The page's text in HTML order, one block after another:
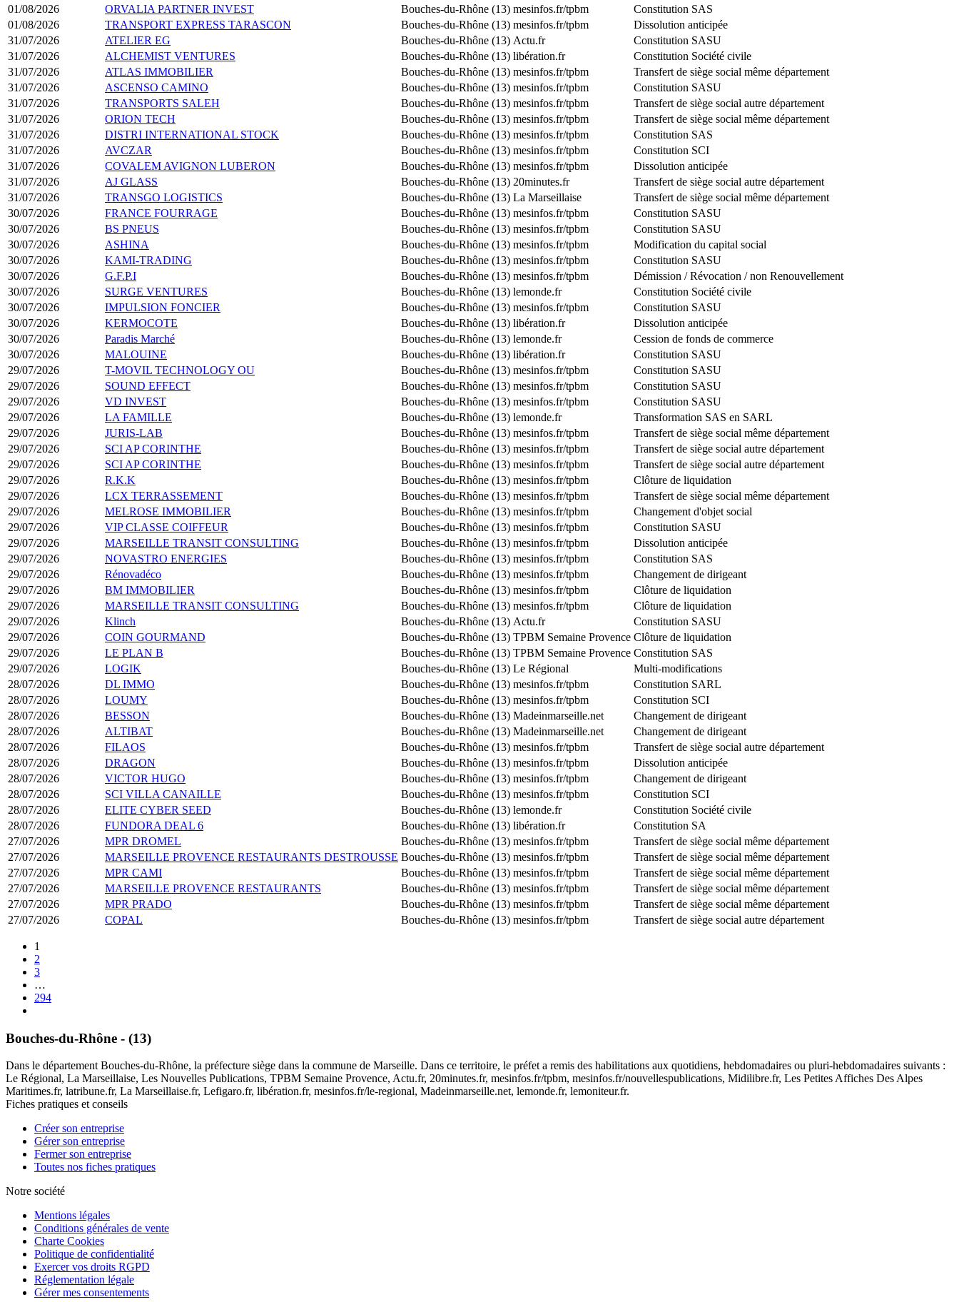
01/08/2026
ORVALIA PARTNER INVEST Bouches-du-Rhône (13) mesinfos.fr/tpbm
Constitution SAS
01/08/2026
TRANSPORT EXPRESS TARASCON Bouches-du-Rhône (13) mesinfos.fr/tpbm
Dissolution anticipée
31/07/2026
ATELIER EG Bouches-du-Rhône (13) Actu.fr
Constitution SASU
31/07/2026
ALCHEMIST VENTURES Bouches-du-Rhône (13) libération.fr
Constitution Société civile
31/07/2026
ATLAS IMMOBILIER Bouches-du-Rhône (13) mesinfos.fr/tpbm
Transfert de siège social même département
31/07/2026
ASCENSO CAMINO Bouches-du-Rhône (13) mesinfos.fr/tpbm
Constitution SASU
31/07/2026
TRANSPORTS SALEH Bouches-du-Rhône (13) mesinfos.fr/tpbm
Transfert de siège social autre département
31/07/2026
ORION TECH Bouches-du-Rhône (13) mesinfos.fr/tpbm
Transfert de siège social même département
31/07/2026
DISTRI INTERNATIONAL STOCK Bouches-du-Rhône (13) mesinfos.fr/tpbm
Constitution SAS
31/07/2026
AVCZAR Bouches-du-Rhône (13) mesinfos.fr/tpbm
Constitution SCI
31/07/2026
COVALEM AVIGNON LUBERON Bouches-du-Rhône (13) mesinfos.fr/tpbm
Dissolution anticipée
31/07/2026
AJ GLASS Bouches-du-Rhône (13) 20minutes.fr
Transfert de siège social autre département
31/07/2026
TRANSGO LOGISTICS Bouches-du-Rhône (13) La Marseillaise
Transfert de siège social même département
30/07/2026
FRANCE FOURRAGE Bouches-du-Rhône (13) mesinfos.fr/tpbm
Constitution SASU
30/07/2026
BS PNEUS Bouches-du-Rhône (13) mesinfos.fr/tpbm
Constitution SASU
30/07/2026
ASHINA Bouches-du-Rhône (13) mesinfos.fr/tpbm
Modification du capital social
30/07/2026
KAMI-TRADING Bouches-du-Rhône (13) mesinfos.fr/tpbm
Constitution SASU
30/07/2026
G.F.P.I Bouches-du-Rhône (13) mesinfos.fr/tpbm
Démission / Révocation / non Renouvellement
30/07/2026
SURGE VENTURES Bouches-du-Rhône (13) lemonde.fr
Constitution Société civile
30/07/2026
IMPULSION FONCIER Bouches-du-Rhône (13) mesinfos.fr/tpbm
Constitution SASU
30/07/2026
KERMOCOTE Bouches-du-Rhône (13) libération.fr
Dissolution anticipée
30/07/2026
Paradis Marché Bouches-du-Rhône (13) lemonde.fr
Cession de fonds de commerce
30/07/2026
MALOUINE Bouches-du-Rhône (13) libération.fr
Constitution SASU
29/07/2026
T-MOVIL TECHNOLOGY OU Bouches-du-Rhône (13) mesinfos.fr/tpbm
Constitution SASU
29/07/2026
SOUND EFFECT Bouches-du-Rhône (13) mesinfos.fr/tpbm
Constitution SASU
29/07/2026
VD INVEST Bouches-du-Rhône (13) mesinfos.fr/tpbm
Constitution SASU
29/07/2026
LA FAMILLE Bouches-du-Rhône (13) lemonde.fr
Transformation SAS en SARL
29/07/2026
JURIS-LAB Bouches-du-Rhône (13) mesinfos.fr/tpbm
Transfert de siège social même département
29/07/2026
SCI AP CORINTHE Bouches-du-Rhône (13) mesinfos.fr/tpbm
Transfert de siège social autre département
29/07/2026
SCI AP CORINTHE Bouches-du-Rhône (13) mesinfos.fr/tpbm
Transfert de siège social autre département
29/07/2026
R.K.K Bouches-du-Rhône (13) mesinfos.fr/tpbm
Clôture de liquidation
29/07/2026
LCX TERRASSEMENT Bouches-du-Rhône (13) mesinfos.fr/tpbm
Transfert de siège social même département
29/07/2026
MELROSE IMMOBILIER Bouches-du-Rhône (13) mesinfos.fr/tpbm
Changement d'objet social
29/07/2026
VIP CLASSE COIFFEUR Bouches-du-Rhône (13) mesinfos.fr/tpbm
Constitution SASU
29/07/2026
MARSEILLE TRANSIT CONSULTING Bouches-du-Rhône (13) mesinfos.fr/tpbm
Dissolution anticipée
29/07/2026
NOVASTRO ENERGIES Bouches-du-Rhône (13) mesinfos.fr/tpbm
Constitution SAS
29/07/2026
Rénovadéco Bouches-du-Rhône (13) mesinfos.fr/tpbm
Changement de dirigeant
29/07/2026
BM IMMOBILIER Bouches-du-Rhône (13) mesinfos.fr/tpbm
Clôture de liquidation
29/07/2026
MARSEILLE TRANSIT CONSULTING Bouches-du-Rhône (13) mesinfos.fr/tpbm
Clôture de liquidation
29/07/2026
Klinch Bouches-du-Rhône (13) Actu.fr
Constitution SASU
29/07/2026
COIN GOURMAND Bouches-du-Rhône (13) TPBM Semaine Provence Clôture de liquidation
29/07/2026
LE PLAN B Bouches-du-Rhône (13) TPBM Semaine Provence Constitution SAS
29/07/2026
LOGIK Bouches-du-Rhône (13) Le Régional
Multi-modifications
28/07/2026
DL IMMO Bouches-du-Rhône (13) mesinfos.fr/tpbm
Constitution SARL
28/07/2026
LOUMY Bouches-du-Rhône (13) mesinfos.fr/tpbm
Constitution SCI
28/07/2026
BESSON Bouches-du-Rhône (13) Madeinmarseille.net
Changement de dirigeant
28/07/2026
ALTIBAT Bouches-du-Rhône (13) Madeinmarseille.net
Changement de dirigeant
28/07/2026
FILAOS Bouches-du-Rhône (13) mesinfos.fr/tpbm
Transfert de siège social autre département
28/07/2026
DRAGON Bouches-du-Rhône (13) mesinfos.fr/tpbm
Dissolution anticipée
28/07/2026
VICTOR HUGO Bouches-du-Rhône (13) mesinfos.fr/tpbm
Changement de dirigeant
28/07/2026
SCI VILLA CANAILLE Bouches-du-Rhône (13) mesinfos.fr/tpbm
Constitution SCI
28/07/2026
ELITE CYBER SEED Bouches-du-Rhône (13) lemonde.fr
Constitution Société civile
28/07/2026
FUNDORA DEAL 6 Bouches-du-Rhône (13) libération.fr
Constitution SA
27/07/2026
MPR DROMEL Bouches-du-Rhône (13) mesinfos.fr/tpbm
Transfert de siège social même département
27/07/2026
MARSEILLE PROVENCE RESTAURANTS DESTROUSSE Bouches-du-Rhône (13) mesinfos.fr/tpbm
Transfert de siège social même département
27/07/2026
MPR CAMI Bouches-du-Rhône (13) mesinfos.fr/tpbm
Transfert de siège social même département
27/07/2026
MARSEILLE PROVENCE RESTAURANTS Bouches-du-Rhône (13) mesinfos.fr/tpbm
Transfert de siège social même département
27/07/2026
MPR PRADO Bouches-du-Rhône (13) mesinfos.fr/tpbm
Transfert de siège social même département
27/07/2026
COPAL Bouches-du-Rhône (13) mesinfos.fr/tpbm Transfert de siège social autre département
1
2
3
…
294
Bouches-du-Rhône - (13)
Dans le département Bouches-du-Rhône, la préfecture siège dans la commune de Marseille. Dans ce territoire, le préfet a remis des habilitations aux quotidiens, hebdomadaires ou pluri-hebdomadaires suivants :
Le Régional, La Marseillaise, Les Nouvelles Publications, TPBM Semaine Provence, Actu.fr, 20minutes.fr, mesinfos.fr/tpbm, mesinfos.fr/nouvellespublications, Midilibre.fr, Les Petites Affiches Des Alpes
Maritimes.fr, latribune.fr, La Marseillaise.fr, Lefigaro.fr, libération.fr, mesinfos.fr/le-regional, Madeinmarseille.net, lemonde.fr, lemoniteur.fr.
Fiches pratiques et conseils
Créer son entreprise
Gérer son entreprise
Fermer son entreprise
Toutes nos fiches pratiques
Notre société
Mentions légales
Conditions générales de vente
Charte Cookies
Politique de confidentialité
Exercer vos droits RGPD
Réglementation légale
Gérer mes consentements